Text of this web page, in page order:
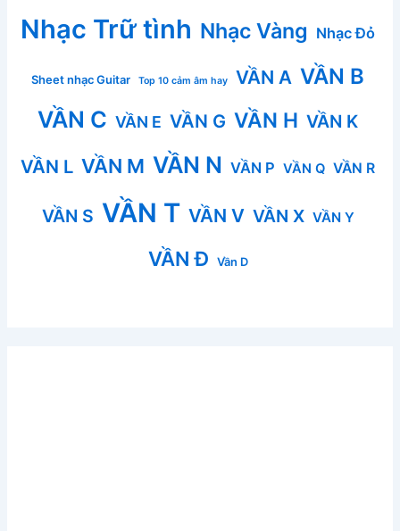
Nhạc Trữ tình Nhạc Vàng Nhạc Đỏ
Sheet nhạc Guitar Top 10 cảm âm hay VẦN A VẦN B
VẦN C VẦN E VẦN G VẦN H VẦN K
VẦN L VẦN M VẦN N VẦN P VẦN Q VẦN R
VẦN S VẦN T VẦN V VẦN X VẦN Y
VẦN Đ Vần D